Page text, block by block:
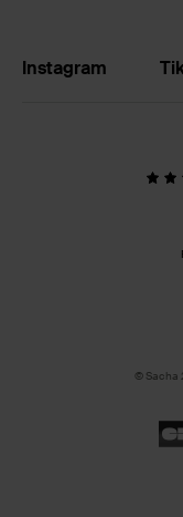
Instagram
© Sacha